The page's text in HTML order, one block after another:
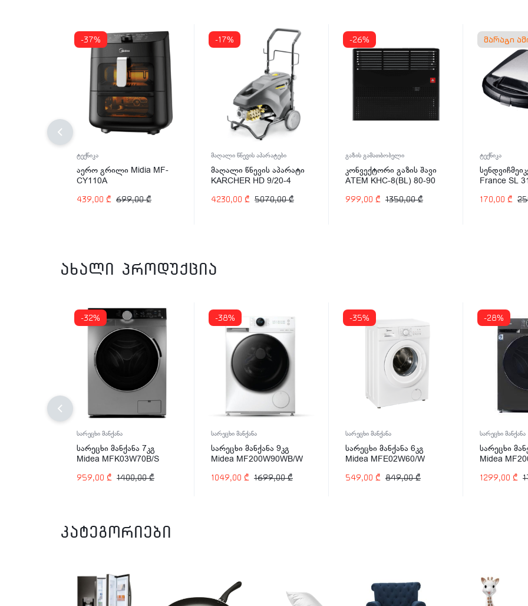
-37%
ტექნიკა
აერო გრილი Midia MF-
CY110A
699,00₾
439,00 ₾
-17%
მაღალი წნევის აპარატები
მაღალი წნევის აპარატი
KARCHER HD 9/20-4
308.0)
5070,00₾
4230,00 ₾
-26%
გაზის გამათბობელი
კონვექტორი გაზის შავი
ATEM KHC-8(BL) 80-90
1350,00₾
999,00 ₾
მარაგი
ტექნიკა
France SL
170,00 ₾
ახალი პროდუქცია
-32%
სარეცხი მანქანა
სარეცხი მანქანა 7კგ
Midea MFK03W70B/S
1400,00₾
959,00 ₾
-38%
სარეცხი მანქანა
სარეცხი მანქანა 9კგ
Midea MF200W90WB/W
1699,00₾
1049,00 ₾
-35%
სარეცხი მანქანა
სარეცხი მანქანა 6კგ
Midea MFE02W60/W
849,00₾
549,00 ₾
-28%
სარეცხი მანქანა
სარეცხი
Midea
1299,00 ₾
კატეგორიები